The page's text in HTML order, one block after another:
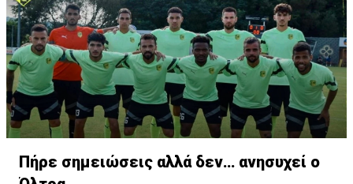
Πήρε σημειώσεις αλλά δεν… ανησυχεί ο